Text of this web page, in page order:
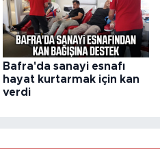
Bafra'da sanayi esnafı
hayat kurtarmak için kan
verdi